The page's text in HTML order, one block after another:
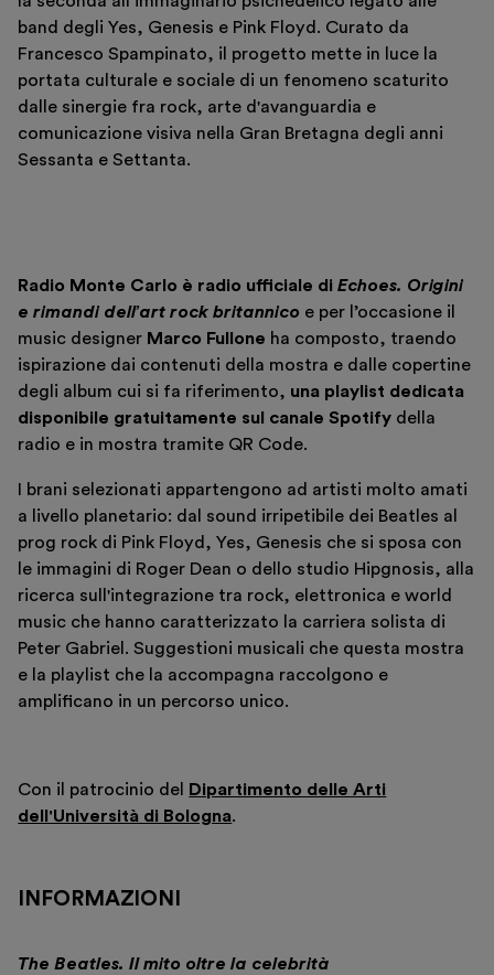
band degli Yes, Genesis e Pink Floyd. Curato da
Francesco Spampinato, il progetto mette in luce la
portata culturale e sociale di un fenomeno scaturito
dalle sinergie fra rock, arte d'avanguardia e
comunicazione visiva nella Gran Bretagna degli anni
Sessanta e Settanta.
Radio Monte Carlo è radio ufficiale diEchoes. Origini
e rimandi dell’art rock britannico e per l’occasione il
music designer Marco Fullone ha composto, traendo
ispirazione dai contenuti della mostra e dalle copertine
degli album cui si fa riferimento, una playlist dedicata
disponibile gratuitamente sul canale Spotify della
radio e in mostra tramite QR Code.
I brani selezionati appartengono ad artisti molto amati
a livello planetario: dal sound irripetibile dei Beatles al
prog rock di Pink Floyd, Yes, Genesis che si sposa con
le immagini di Roger Dean o dello studio Hipgnosis, alla
ricerca sull'integrazione tra rock, elettronica e world
music che hanno caratterizzato la carriera solista di
Peter Gabriel. Suggestioni musicali che questa mostra
e la playlist che la accompagna raccolgono e
amplificano in un percorso unico.
Con il patrocinio del
Dipartimento delle Arti
dell'Università di Bologna.
INFORMAZIONI
The Beatles. Il mito oltre la celebrità